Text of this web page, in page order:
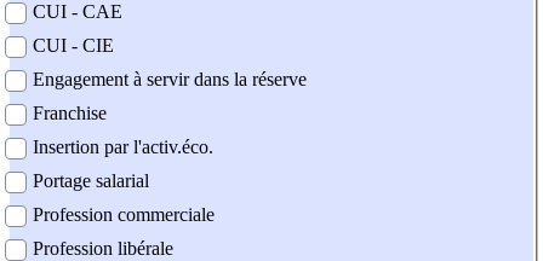
CUI - CAE
CUI - CIE
Engagement à servir dans la réserve
Franchise
Insertion par l'activ.éco.
Portage salarial
Profession commerciale
Profession libérale